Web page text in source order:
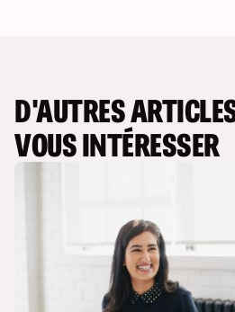
D'AUTRES
VOUS INTÉRESSER